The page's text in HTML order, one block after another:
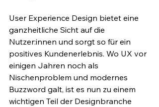
User Experience Design bietet eine
ganzheitliche Sicht auf die
Nutzer:innen und sorgt so für ein
positives Kunden­erlebnis. Wo UX vor
einigen Jahren noch als
Nischenproblem und modernes
Buzzword galt, ist es nun zu einem
wichtigen Teil der Designbranche